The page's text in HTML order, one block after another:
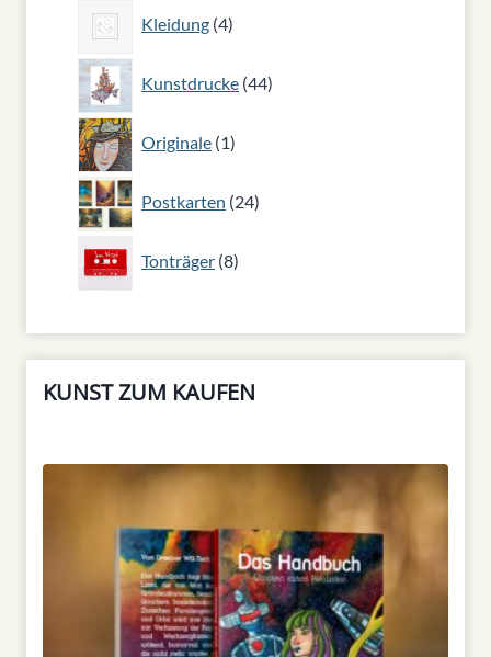
Kleidung 4
4
Produkte
Kunstdrucke 44
44
Produkte
Originale 1
1
Produkt
Postkarten 24
24
Produkte
Tonträger 8
8
Produkte
KUNST ZUM KAUFEN